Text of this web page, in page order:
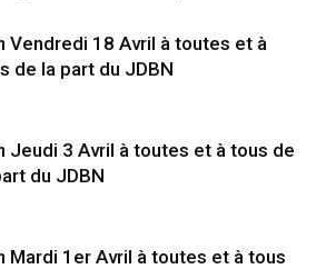
Vendredi 18 Avril à toutes et à
de la part du JDBN
Jeudi 3 Avril à toutes et à tous de
du JDBN
Mardi 1er Avril à toutes et à tous